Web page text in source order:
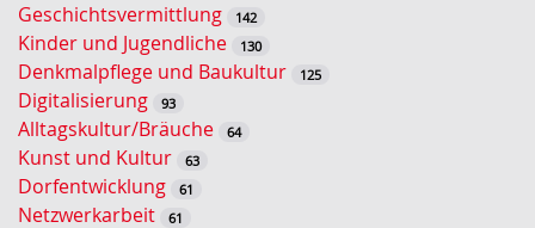
ü
s
s
e
l
w
o
Geschichtsvermittlung 142
Kinder und Jugendliche 130
Denkmalpflege und Baukultur 125
Digitalisierung 93
Alltagskultur/Bräuche 64
Kunst und Kultur 63
Dorfentwicklung 61
Netzwerkarbeit 61